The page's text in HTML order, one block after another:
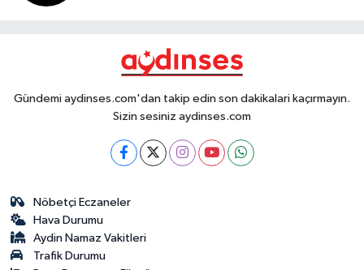
Gündemi aydinses.com'dan takip edin son dakikalari kaçırmayın.
Sizin sesiniz aydinses.com
Nöbetçi Eczaneler
Hava Durumu
Aydin Namaz Vakitleri
Trafik Durumu